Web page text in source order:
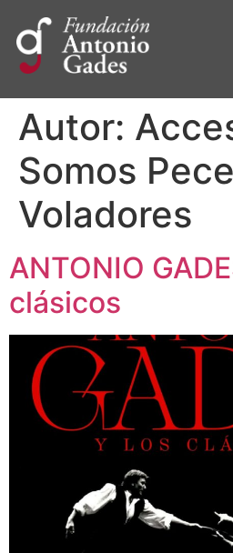
Autor:
Somos
Voladores
ANTONIO
clásicos